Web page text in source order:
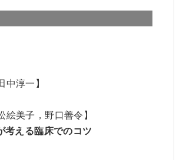
淳一】
美子，野口善令】
考える臨床でのコツ